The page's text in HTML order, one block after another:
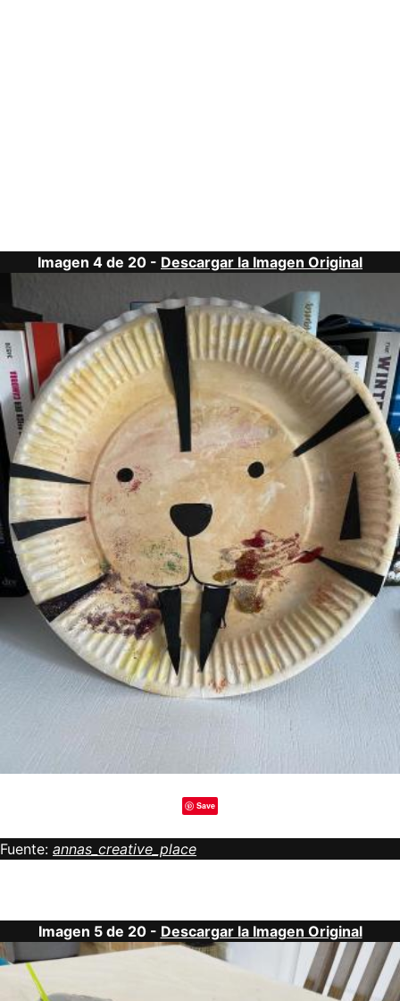
Imagen 4 de 20 - Descargar la Imagen Original
Save
Fuente: annas_creative_place
Imagen 5 de 20 - Descargar la Imagen Original